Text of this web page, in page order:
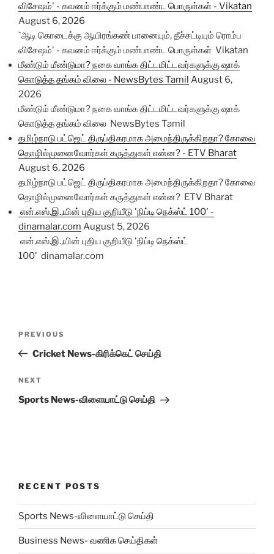
விசேஷம்' - கவனம் ஈர்க்கும் மண்பாண்ட பொருள்கள் - Vikatan
August 6, 2026
`ஆடி கொடைக்கு ஆயிரங்கண் பானையும், தீச்சட்டியும் ரொம்ப
விசேஷம்' - கவனம் ஈர்க்கும் மண்பாண்ட பொருள்கள் Vikatan
மீண்டும் மீண்டுமா? நகை வாங்க திட்டமிட்டவர்களுக்கு ஷாக்
கொடுத்த தங்கம் விலை - NewsBytes Tamil August 6,
2026
மீண்டும் மீண்டுமா? நகை வாங்க திட்டமிட்டவர்களுக்கு ஷாக்
கொடுத்த தங்கம் விலை NewsBytes Tamil
தமிழ்நாடு பட்ஜெட் திருப்திகரமாக அமைந்திருக்கிறதா? கோவை
தொழில்முனைவோர்கள் கருத்துகள் என்ன? - ETV Bharat
August 6, 2026
தமிழ்நாடு பட்ஜெட் திருப்திகரமாக அமைந்திருக்கிறதா? கோவை
தொழில்முனைவோர்கள் கருத்துகள் என்ன? ETV Bharat
என்.எஸ்.இ.,யின் புதிய குறியீடு 'நிப்டி நெக்ஸ்ட் 100' -
dinamalar.com August 5, 2026
என்.எஸ்.இ.,யின் புதிய குறியீடு 'நிப்டி நெக்ஸ்ட்
100' dinamalar.com
Previous
Post
PREVIOUS
Cricket News-கிரிக்கெட் செய்தி
Next
Post
NEXT
Sports News-விளையாட்டு செய்தி
RECENT POSTS
Sports News-விளையாட்டு செய்தி
Business News- வணிக செய்திகள்